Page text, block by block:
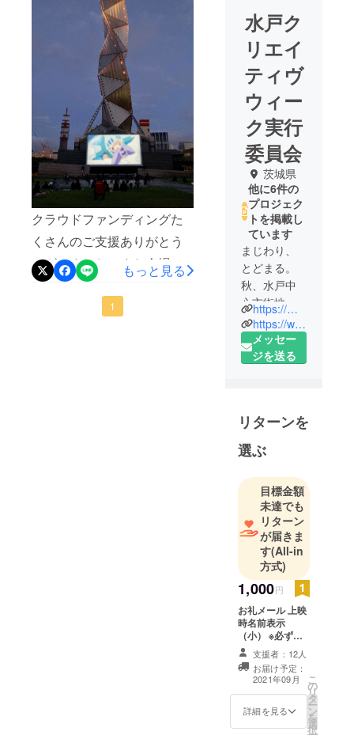
クラウドファンディングた
くさんのご支援ありがとう
ございました。また会場で
の寄付もありがとうござい
ました!実施予定日だった
もっと見る
1
水戸ク
リエイ
ティヴ
ウィー
ク実行
委員会
茨城県
他に6件の
プロジェク
トを掲載し
ています
まじわり、
とどまる。
秋、水戸中
心市街地で
開催される
文化的な催
しを横断的
プロジェク
トを通して
水戸の土
地、風土、
文化、人の
魅力に触れ
る期間。
茨城県の県
庁所在地で
ある水戸
は、水戸芸
術館や近代
美術館をは
じめ数々の
文化施設を
エリアだけ
https://mito-creative-week.com
https://www.instagram.com/mito_creative/
メッセー
ジを送る
リターンを
選ぶ
目標金額
未達でも
リターン
が届きま
す(All-in
方式)
1,000円
お礼メール 上映
時名前表示
（小） ※必ず備
考欄に「表示す
るお名前」をご
記入ください。
支援者：12人
お届け予定：
2021年09月
詳細を見る
こ
の
リ
タ
ー
ン
を
選
択